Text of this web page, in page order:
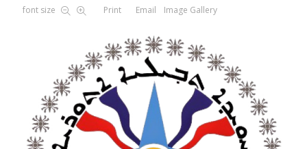
font size
Print Email Image Gallery